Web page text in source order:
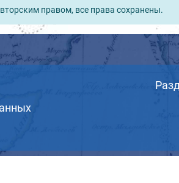
правом, все права сохранены.